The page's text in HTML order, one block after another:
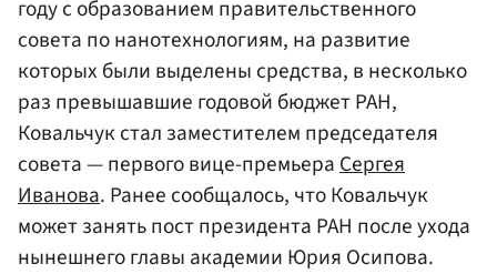
году с образованием правительственного
совета по нанотехнологиям, на развитие
которых были выделены средства, в несколько
раз превышавшие годовой бюджет РАН,
Ковальчук стал заместителем председателя
совета — первого вице-премьераСергея
Иванова. Ранее сообщалось, что Ковальчук
может занять пост президента РАН после ухода
нынешнего главы академии Юрия Осипова.